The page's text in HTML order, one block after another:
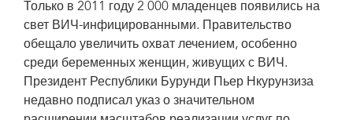
Только в 2011 году 2 000 младенцев появились на
свет ВИЧ-инфицированными. Правительство
обещало увеличить охват лечением, особенно
среди беременных женщин, живущих с ВИЧ.
Президент Республики Бурунди Пьер Нкурунзиза
недавно подписал указ о значительном